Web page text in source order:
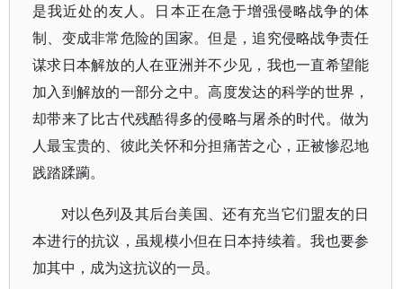
是我近处的友人。日本正在急于增强侵略战争的体
制、变成非常危险的国家。但是，追究侵略战争责任
谋求日本解放的人在亚洲并不少见，我也一直希望能
加入到解放的一部分之中。高度发达的科学的世界，
却带来了比古代残酷得多的侵略与屠杀的时代。做为
人最宝贵的、彼此关怀和分担痛苦之心，正被惨忍地
践踏蹂躏。
对以色列及其后台美国、还有充当它们盟友的日
本进行的抗议，虽规模小但在日本持续着。我也要参
加其中，成为这抗议的一员。